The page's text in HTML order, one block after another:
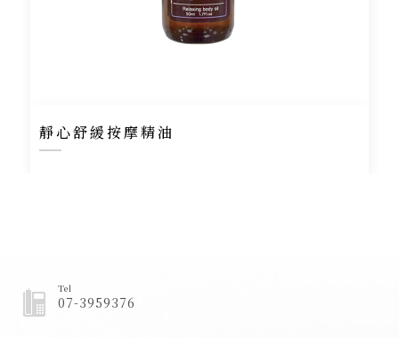
靜心舒緩按摩精油
Tel
07-3959376